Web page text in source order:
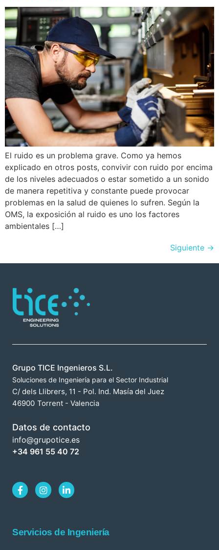
El ruido es un problema grave. Como ya hemos
explicado en otros posts, convivir con ruido por encima
de los niveles adecuados o estar sometido a un sonido
de manera repetitiva y constante puede provocar
problemas en la salud de quienes lo sufren. Según la
OMS, la exposición al ruido es uno los factores
ambientales […]
Siguiente →
Grupo TICE Ingenieros S.L.
Soluciones de Ingeniería para el Sector Industrial
C/ dels Llibrers, 11 - Pol. Ind. Masía del Juez
46900 Torrent - Valencia
Datos de contacto
info@grupotice.es
+34 961 55 40 72
Servicios de Ingeniería